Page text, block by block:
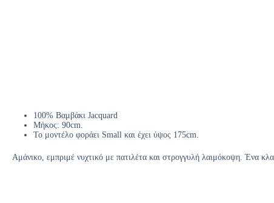
100% Βαμβάκι Jacquard
Μήκος: 90cm.
Το μοντέλο φοράει Small και έχει ύψος 175cm.
Αμάνικο, εμπριμέ νυχτικό με πατιλέτα και στρογγυλή λαιμόκοψη. Ένα